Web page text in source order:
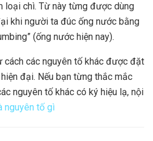
loại chì. Từ này từng được dùng
khi người ta đúc ống nước bằng
(ống nước hiện nay).
cách các nguyên tố khác được đặt
đại. Nếu bạn từng thắc mắc
nguyên tố khác có ký hiệu lạ, nội
nguyên tố gì